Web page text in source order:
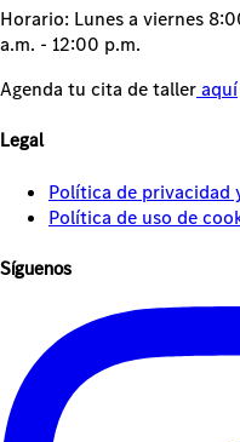
Horario: Lunes a viernes
a.m. - 12:00 p.m.
Agenda tu cita de talleraquí
Legal
Política de
Política de uso de
Síguenos